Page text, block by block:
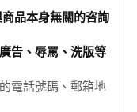
品本身無關的咨詢
告、辱罵、洗版等
電話號碼、郵箱地